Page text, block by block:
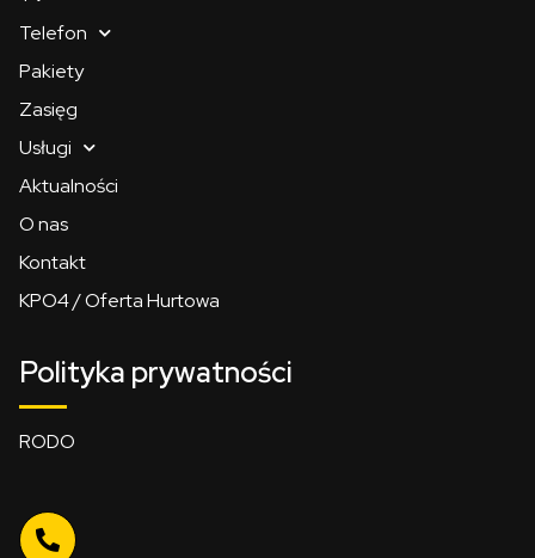
Telefon
Pakiety
Zasięg
Usługi
Aktualności
O nas
Kontakt
KPO4 / Oferta Hurtowa
Polityka prywatności
RODO